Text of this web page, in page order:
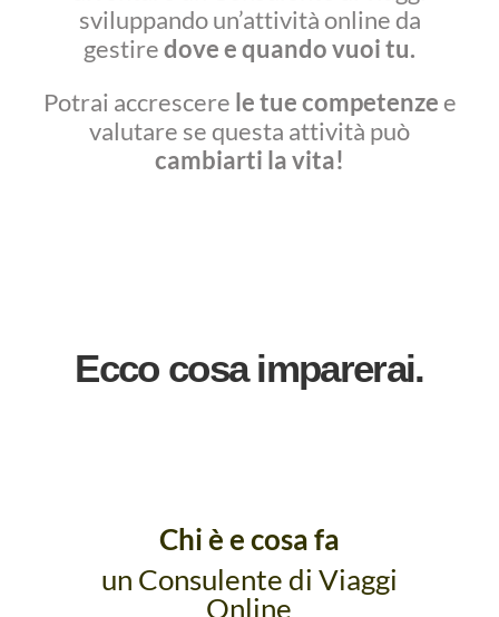
sviluppando un’attività online da
gestiredove e quando vuoi tu.
Potrai accrescere le tue competenze e
valutare se questa attività può
cambiarti la vita!
Ecco cosa imparerai.
Chi è e cosa fa
un Consulente di Viaggi
Online